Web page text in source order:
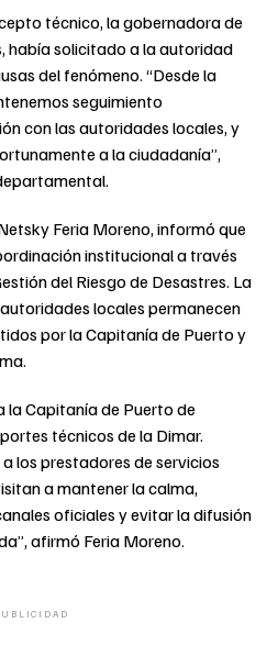
técnico, la gobernadora de
había solicitado a la autoridad
del fenómeno. “Desde la
seguimiento
con las autoridades locales, y
a la ciudadanía”,
Feria Moreno, informó que
institucional a través
del Riesgo de Desastres. La
locales permanecen
por la Capitanía de Puerto y
la Capitanía de Puerto de
técnicos de la Dimar.
los prestadores de servicios
a mantener la calma,
oficiales y evitar la difusión
afirmó Feria Moreno.